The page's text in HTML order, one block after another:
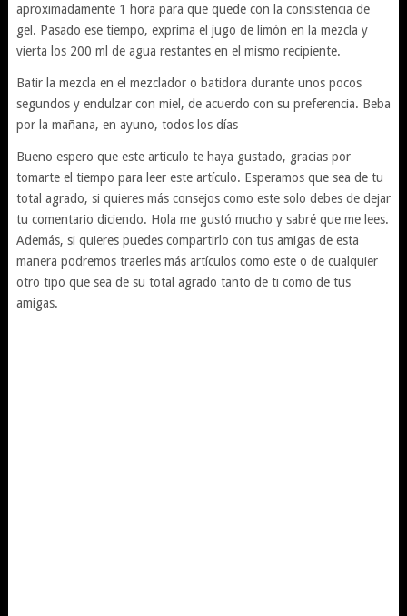
aproximadamente 1 hora para que quede con la consistencia de
gel. Pasado ese tiempo, exprima el jugo de limón en la mezcla y
vierta los 200 ml de agua restantes en el mismo recipiente.
Batir la mezcla en el mezclador o batidora durante unos pocos
segundos y endulzar con miel, de acuerdo con su preferencia. Beba
por la mañana, en ayuno, todos los días
Bueno espero que este articulo te haya gustado, gracias por
tomarte el tiempo para leer este artículo. Esperamos que sea de tu
total agrado, si quieres más consejos como este solo debes de dejar
tu comentario diciendo. Hola me gustó mucho y sabré que me lees.
Además, si quieres puedes compartirlo con tus amigas de esta
manera podremos traerles más artículos como este o de cualquier
otro tipo que sea de su total agrado tanto de ti como de tus
amigas.